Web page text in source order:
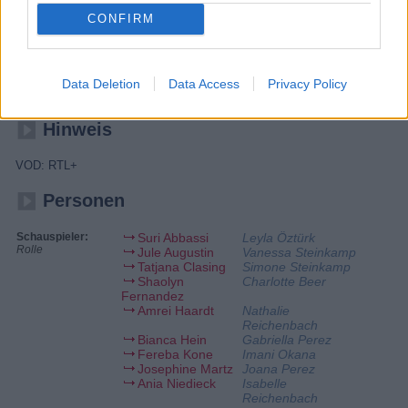
CONFIRM
Data Deletion Data Access Privacy Policy
Ben ist sicher: Niemand kannte Simone so gut wie Richard. Doch als
Imani ihr die Botschaften aushändigt, zögert Simone, sie abzuhören.
Vanessa fühlt sich an ihrem Hochzeitstag vom Pech verfolgt. Ihre
Freundinnen können allerdings nicht mit ansehen, wie sie sich
zu reaktivieren. Doch selbst ohne Social-Media bleibt sie nicht
Hinweis
VOD: RTL+
Personen
Schauspieler:
Rolle
Suri Abbassi
Leyla Öztürk
Jule Augustin
Vanessa Steinkamp
Tatjana Clasing
Simone Steinkamp
Shaolyn
Fernandez
Charlotte Beer
Amrei Haardt
Nathalie
Reichenbach
Bianca Hein
Gabriella Perez
Fereba Kone
Imani Okana
Josephine Martz
Joana Perez
Ania Niedieck
Isabelle
Reichenbach